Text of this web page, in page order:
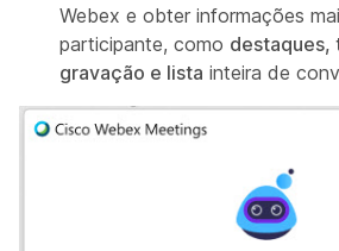
Webex e obter informações
participante, como destaques,
gravação e lista inteira de